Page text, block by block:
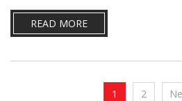
READ MORE
1 2